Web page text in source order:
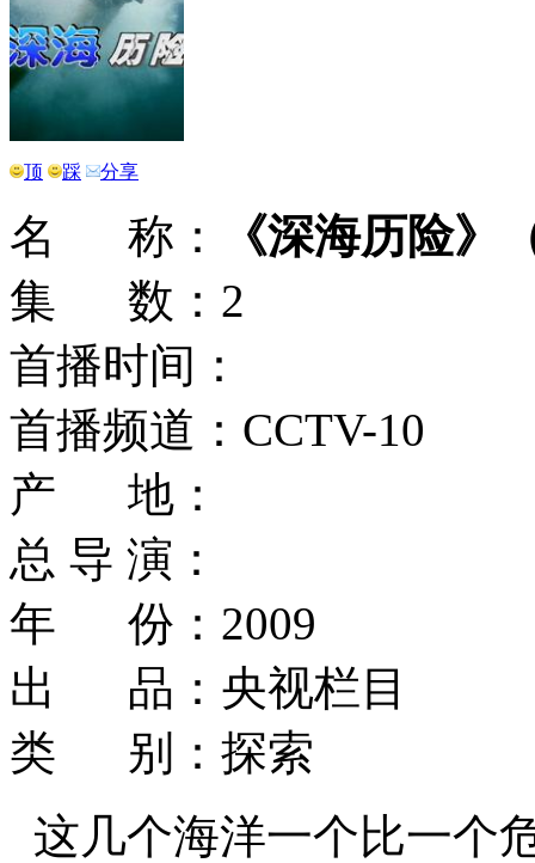
顶 踩 分享
名 称：
《深海历险》
集 数：2
首播时间：
首播频道：CCTV-10
产 地：
总 导 演：
年 份：2009
出 品：央视栏目
类 别：探索
这几个海洋一个比一个